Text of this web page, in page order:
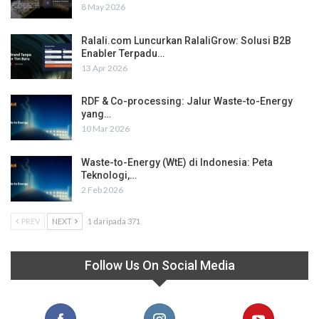
8 May 2026
Ralali.com Luncurkan RalaliGrow: Solusi B2B
Enabler Terpadu…
13 Apr 2026
RDF & Co-processing: Jalur Waste-to-Energy
yang…
10 Mar 2026
Waste-to-Energy (WtE) di Indonesia: Peta
Teknologi,…
2 Feb 2026
PREV NEXT 1 daripada 371
Follow Us On Social Media